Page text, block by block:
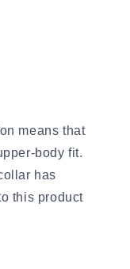
means that
body fit.
has
this product